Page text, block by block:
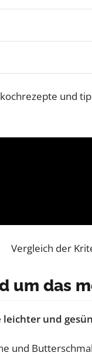
Vergleich der
um das
und
und